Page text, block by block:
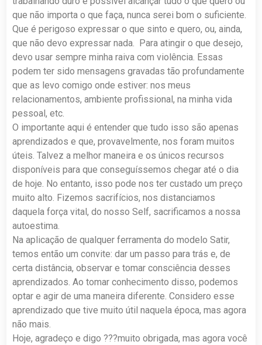
que não importa o que faça, nunca serei bom o suficiente.
Que é perigoso expressar o que sinto e quero, ou, ainda,
que não devo expressar nada. Para atingir o que desejo,
devo usar sempre minha raiva com violência. Essas
podem ter sido mensagens gravadas tão profundamente
que as levo comigo onde estiver: nos meus
relacionamentos, ambiente profissional, na minha vida
pessoal, etc.
O importante aqui é entender que tudo isso são apenas
aprendizados e que, provavelmente, nos foram muitos
úteis. Talvez a melhor maneira e os únicos recursos
disponíveis para que conseguíssemos chegar até o dia
de hoje. No entanto, isso pode nos ter custado um preço
muito alto. Fizemos sacrifícios, nos distanciamos
daquela força vital, do nosso Self, sacrificamos a nossa
autoestima.
Na aplicação de qualquer ferramenta do modelo Satir,
temos então um convite: dar um passo para trás e, de
certa distância, observar e tomar consciência desses
aprendizados. Ao tomar conhecimento disso, podemos
optar e agir de uma maneira diferente. Considero esse
aprendizado que tive muito útil naquela época, mas agora
não mais.
Hoje, agradeço e digo ???muito obrigada, mas agora você